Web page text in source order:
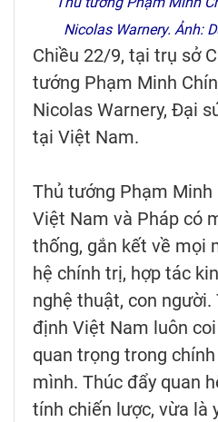
Nicolas Warnery. Ảnh:
Chiều 22/9, tại trụ sở
tướng Phạm Minh
Nicolas Warnery, Đại
tại Việt Nam.
Thủ tướng Phạm Minh
Việt Nam và Pháp có
thống, gắn kết về mọi
hệ chính trị, hợp tác
nghệ thuật, con
định Việt Nam luôn
quan trọng trong
mình. Thúc đẩy quan
tính chiến lược, vừa là